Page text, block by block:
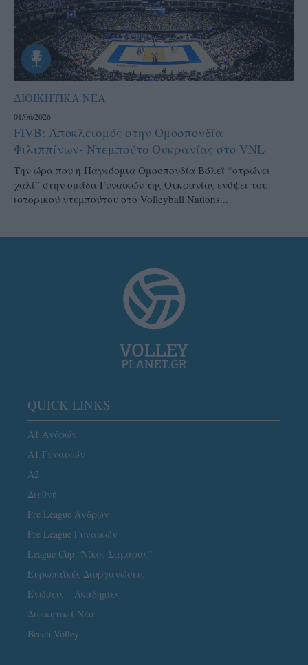
ΔΙΟΙΚΗΤΙΚΑ ΝΕΑ
01/06/2026
FIVB: Αποκλεισμός στην Ομοσπονδία
Φιλιππίνων- Ντεμπούτο Ουκρανίας στο VNL
Την ώρα που η Παγκόσμια Ομοσπονδία Βόλεϊ “στρώνει
χαλί” στην ομάδα Γυναικών της Ουκρανίας ενόψει του
ιστορικού ντεμπούτου στο Volleyball Nations...
QUICK LINKS
Α1 Ανδρών
Α1 Γυναικών
A2
Διεθνή
Pre League Ανδρών
Pre League Γυναικών
League Cup “Νίκος Σαμαράς”
Ευρωπαϊκές Διοργανώσεις
Ενώσεις – Ακαδημίες
Διοικητικά Νέα
Beach Volley